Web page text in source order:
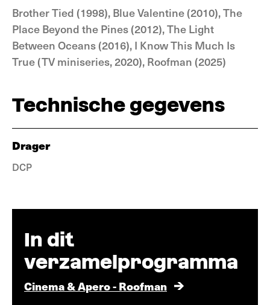
Brother Tied (1998), Blue Valentine (2010), The
Place Beyond the Pines (2012), The Light
Between Oceans (2016), I Know This Much Is
True (TV miniseries, 2020), Roofman (2025)
Technische gegevens
Drager
DCP
In dit
verzamelprogramma
Cinema & Apero - Roofman